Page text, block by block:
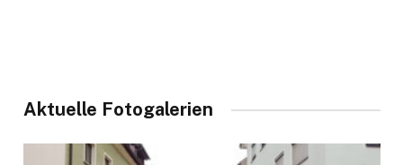
Aktuelle Fotogalerien